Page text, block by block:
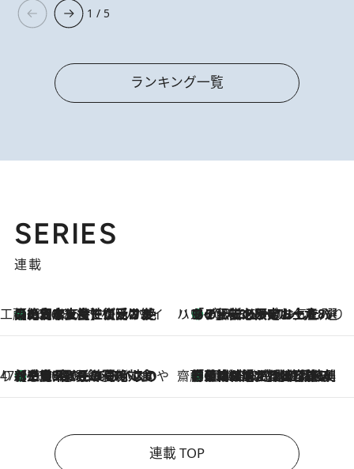
1 / 5
ランキング一覧
SERIES
連載
工藤まやのおもてなしハワイ
2026.8.6
【ハワイ土産】ローカルの絶大な支持で復活！ 絶品の幻クッキー《元ファンの日本人女性が受け継いだ名店》 ハワイ賢者 リサのお気に入りリスト2026.8.6
あの伝説の限定トートも！ リニューアルした「ディーン＆デルーカ ハワイ」で必須のお土産8選
47都道府県の手みやげ ひんやりスイーツで夏を満喫
2026.8.6
【三重県】この夏絶対食べたい 冷やしておいしいおやつ3選 お餅×アイスの新感覚スイーツ 齋藤 薫 美容脳ルネサンス
2026.8.6
「荷物が増えるほど旅ストレスは増す」美容ジャーナリストがたどり着いた最終結論。“化粧品を劇的に減らす”感動の凝縮美容とは
連載 TOP